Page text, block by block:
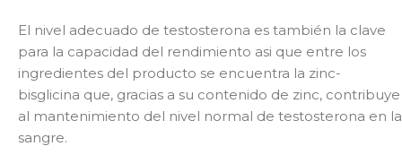
El nivel adecuado de testosterona es también la clave
para la capacidad del rendimiento asi que entre los
ingredientes del producto se encuentra la zinc-
bisglicina que, gracias a su contenido de zinc, contribuye
al mantenimiento del nivel normal de testosterona en la
sangre.